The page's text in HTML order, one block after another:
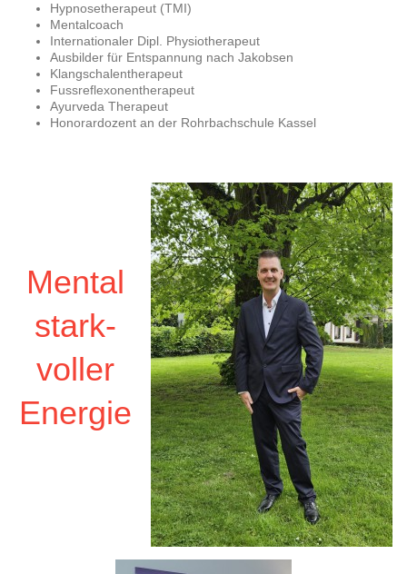
Hypnosetherapeut (TMI)
Mentalcoach
Internationaler Dipl. Physiotherapeut
Ausbilder für Entspannung nach Jakobsen
Klangschalentherapeut
Fussreflexonentherapeut
Ayurveda Therapeut
Honorardozent an der Rohrbachschule Kassel
Mental
stark-
voller
Energie